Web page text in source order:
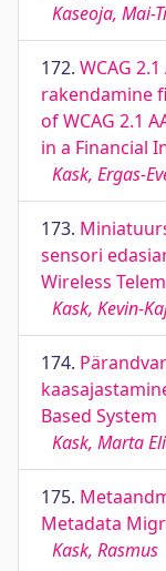
Kaseoja, Mai-
172. WCAG
rakendamine
of WCAG 2.1
in a Financial
Kask, Ergas-
173.
sensori
Wireless
Kask, Kevin-
174.
Based System
Kask, Marta
175.
Metadata
Kask, Rasmus